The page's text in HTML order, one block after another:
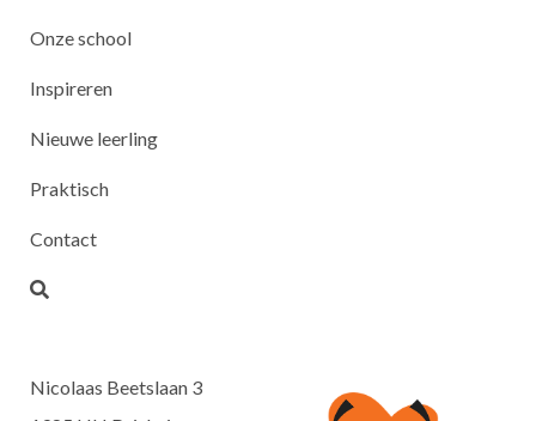
Onze school
Inspireren
Nieuwe leerling
Praktisch
Contact
Nicolaas Beetslaan 3